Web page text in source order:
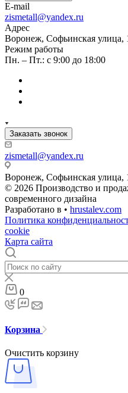
E-mail
zismetall@yandex.ru
Адрес
Воронеж, Софьинская улица,
Режим работы
Пн. – Пт.: с 9:00 до 18:00
Заказать звонок
zismetall@yandex.ru
Воронеж, Софьинская улица,
© 2026 Производство и
современного дизайна
Разработано в • hrustalev.com
Политика
cookie
Карта сайта
0
Корзина
Очистить корзину